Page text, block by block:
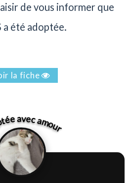
de vous informer que
a été adoptée.
la fiche
avec amour